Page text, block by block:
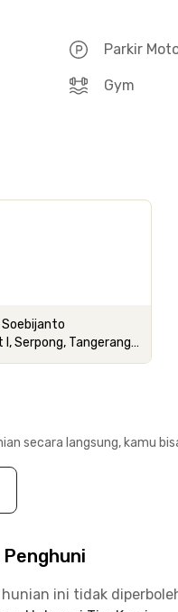
Parkir
Gym
Serpong, Tangerang
secara langsung, kamu
ini tidak